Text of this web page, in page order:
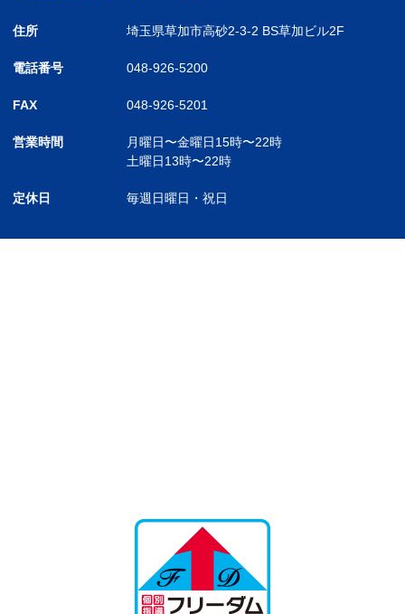
住所 埼玉県草加市高砂2-3-2 BS草加ビル2F
電話番号 048-926-5200
FAX 048-926-5201
営業時間 月曜日〜金曜日15時〜22時
土曜日13時〜22時
定休日 毎週日曜日・祝日